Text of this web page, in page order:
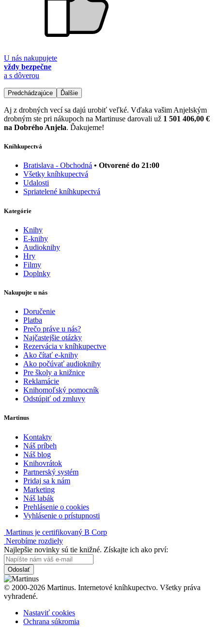
U nás nakupujete
vždy bezpečne
a s dôverou
Predchádzajúce Ďalšie
Aj z drobných vecí sa dajú urobiť veľké. Vďaka vašim Anjelským
drobným ste pri nákupoch na Martinuse darovali už 1 501 406,00 €
na Dobrého Anjela. Ďakujeme!
Kníhkupectvá
Bratislava - Obchodná • Otvorené do 21:00
Všetky kníhkupectvá
Udalosti
Spriatelené kníhkupectvá
Kategórie
Knihy
E-knihy
Audioknihy
Hry
Filmy
Doplnky
Nakupujte u nás
Doručenie
Platba
Prečo práve u nás?
Najčastejšie otázky
Rezervácia v kníhkupectve
Ako čítať e-knihy
Ako počúvať audioknihy
Pre školy a knižnice
Reklamácie
Knihomoľský pomocník
Odstúpiť od zmluvy
Martinus
Kontakty
Náš príbeh
Náš blog
Knihovrátok
Partnerský systém
Pridaj sa k nám
Marketing
Náš labák
Prehlásenie o cookies
Vyhlásenie o prístupnosti
Martinus je certifikovaný B Corp
Nerobíme rozdiely
Najlepšie novinky sú tie knižné. Získajte ich ako prví:
Odoslať
© 2000-2026 Martinus. Internetové kníhkupectvo. Všetky práva
vyhradené.
Nastaviť cookies
Ochrana súkromia